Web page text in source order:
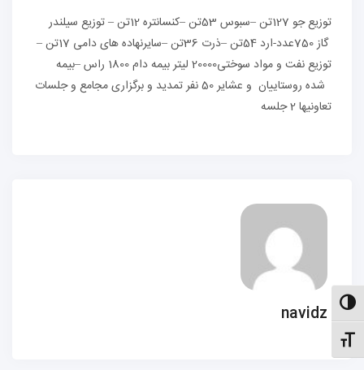
حالت کنتراست بالا
تنظیم اندازهٔ فونت
توزیع جو 127تن –سبوس 53تن –کنسانتره 12تن – توزیع سیلندر
گاز 750عدد-ارد 54تن –ذرت 36تن –سایرنهاده های دامی 17تن –
توزیع نفت و مواد سوختی20000 لیتر بیمه دام 1800 راس –بیمه
شده روستاییان و عشایر 50 نفر تمدید و برگزاری مجامع و جلسات
تعاونیها 2 جلسه
navidz